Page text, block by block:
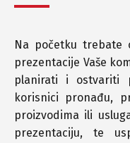
Na početku
prezentacije Vaše
planirati i ostvariti
korisnici pronađu,
proizvodima ili
prezentaciju, te